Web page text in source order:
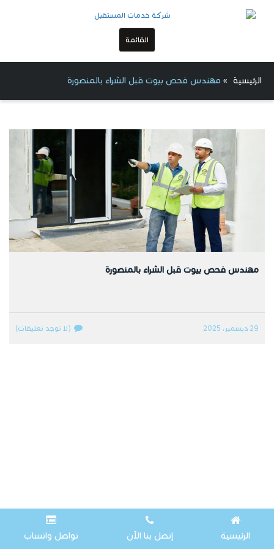
القائمة
الرئيسية » مهندس فحص بيوت قبل الشراء بالمنصورة
مهندس فحص بيوت قبل الشراء بالمنصورة
29 ديسمبر، 2025 (لا توجد تعليقات)
الرئيسية إتصل بنا الآن تواصل واتساب